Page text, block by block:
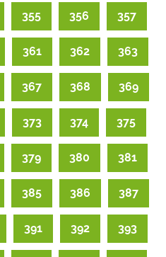
355 356 357
361 362 363
367 368 369
373 374 375
379 380 381
385 386 387
391 392 393